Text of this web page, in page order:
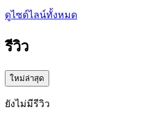
ดูไซด์ไลน์ทั้งหมด
รีวิว
ใหม่ล่าสุด
ยังไม่มีรีวิว